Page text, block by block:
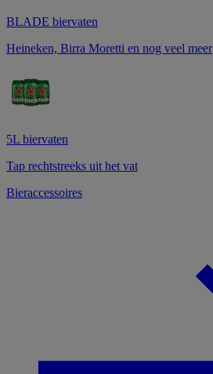
BLADE biervaten
Heineken, Birra Moretti en nog veel meer
5L biervaten
Tap rechtstreeks uit het vat
Bieraccessoires